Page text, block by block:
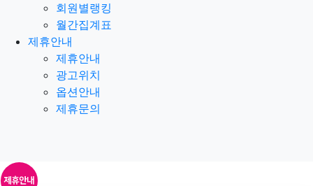
회원별랭킹
월간집계표
제휴안내
제휴안내
광고위치
옵션안내
제휴문의